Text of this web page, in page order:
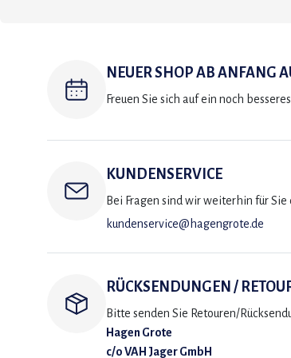
NEUER SHOP AB ANFANG
Freuen Sie sich auf ein noch
KUNDENSERVICE
Bei Fragen sind wir weiterhin für
kundenservice@hagengrote.de
RÜCKSENDUNGEN /
Bitte senden Sie Retouren/
Hagen Grote
c/o VAH Jager GmbH